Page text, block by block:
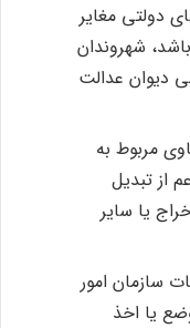
دولتی مغایر
شهروندان
دیوان عدالت
مربوط به
از تبدیل
یا سایر
سازمان امور
یا اخذ